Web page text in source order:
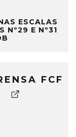
ESCALAS
Nº29 E Nº31
FCF